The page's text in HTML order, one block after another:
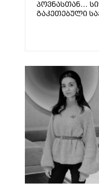
პოვნასთან…
გაკეთებული